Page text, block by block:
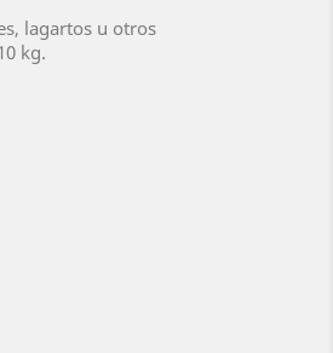
lagartos u otros
kg.